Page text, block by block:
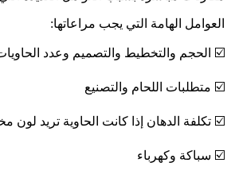
العوامل الهامة التي يجب مراعاتها:
☑️ الحجم والتخطيط والتصميم وعدد
☑️ متطلبات اللحام والتصنيع
☑️ تكلفة الدهان إذا كانت الحاوية تريد لون
☑️ سباكة وكهرباء